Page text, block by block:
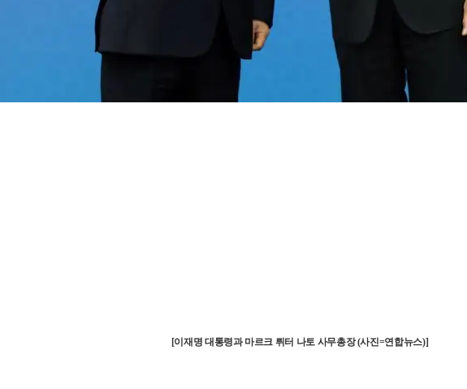
[이재명 대통령과 마르크 뤼터 나토 사무총장 (사진=연합뉴스)]